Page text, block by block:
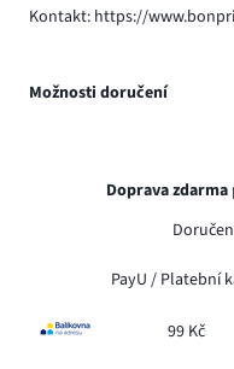
Kontakt: https://
Možnosti doručení
Doprava zdarma
PayU / Platební
99 Kč